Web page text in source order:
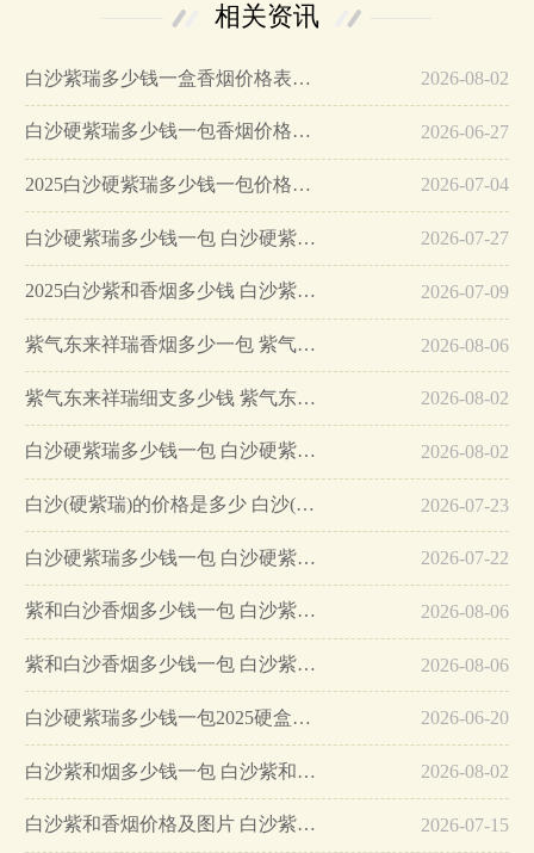
相关资讯
白沙紫瑞多少钱一盒香烟价格表图… 2026-08-02
白沙硬紫瑞多少钱一包香烟价格及图片… 2026-06-27
2025白沙硬紫瑞多少钱一包价格和图片最新一览… 2026-07-04
白沙硬紫瑞多少钱一包 白沙硬紫瑞口感分析… 2026-07-27
2025白沙紫和香烟多少钱 白沙紫和香烟价格查询… 2026-07-09
紫气东来祥瑞香烟多少一包 紫气东来祥瑞香烟价格表… 2026-08-06
紫气东来祥瑞细支多少钱 紫气东来祥瑞怎么样… 2026-08-02
白沙硬紫瑞多少钱一包 白沙硬紫瑞怎么样… 2026-08-02
白沙(硬紫瑞)的价格是多少 白沙(硬紫瑞)价格信息一览… 2026-07-23
白沙硬紫瑞多少钱一包 白沙硬紫瑞详情信息一览… 2026-07-22
紫和白沙香烟多少钱一包 白沙紫和香烟价格表图一览… 2026-08-06
紫和白沙香烟多少钱一包 白沙紫和香烟价格表查询… 2026-08-06
白沙硬紫瑞多少钱一包2025硬盒价格… 2026-06-20
白沙紫和烟多少钱一包 白沙紫和烟图片及价格… 2026-08-02
白沙紫和香烟价格及图片 白沙紫和好抽吗… 2026-07-15